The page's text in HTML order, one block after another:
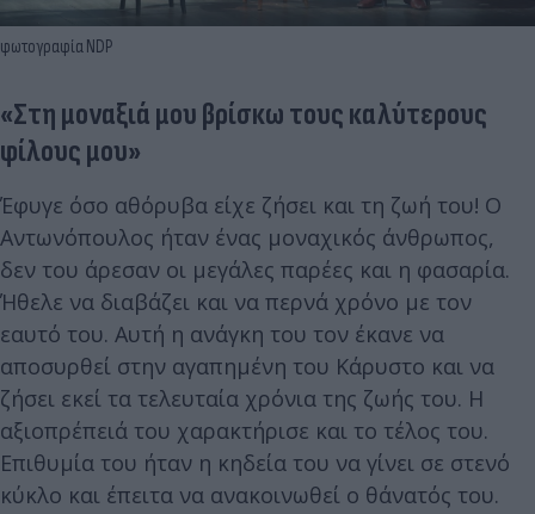
φωτογραφία NDP
«Στη μοναξιά μου βρίσκω τους καλύτερους
φίλους μου»
Έφυγε όσο αθόρυβα είχε ζήσει και τη ζωή του! Ο
Αντωνόπουλος ήταν ένας μοναχικός άνθρωπος,
δεν του άρεσαν οι μεγάλες παρέες και η φασαρία.
Ήθελε να διαβάζει και να περνά χρόνο με τον
εαυτό του. Αυτή η ανάγκη του τον έκανε να
αποσυρθεί στην αγαπημένη του Κάρυστο και να
ζήσει εκεί τα τελευταία χρόνια της ζωής του. Η
αξιοπρέπειά του χαρακτήρισε και το τέλος του.
Επιθυμία του ήταν η κηδεία του να γίνει σε στενό
κύκλο και έπειτα να ανακοινωθεί ο θάνατός του.